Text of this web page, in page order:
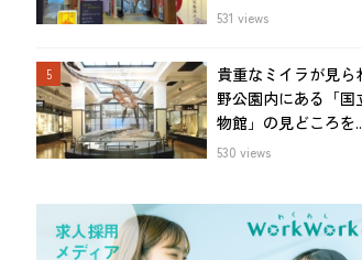
531 views
貴重なミイラが見ら
野公園内にある「国
物館」の見どころを
530 views